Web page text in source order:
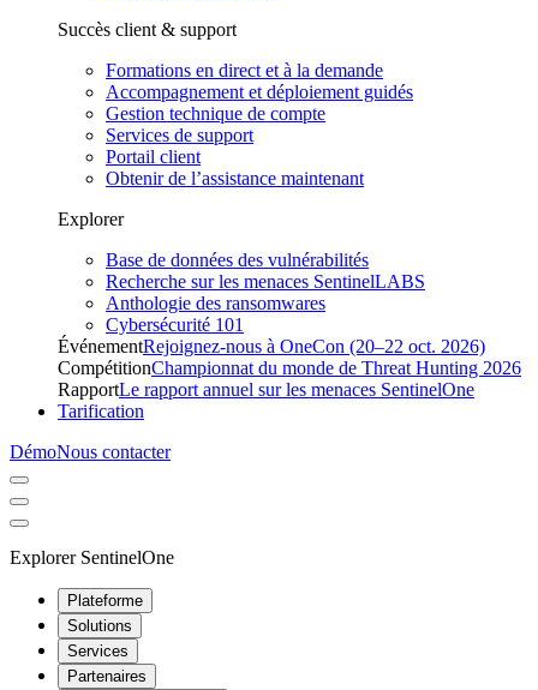
Succès client & support
Formations en direct et à la demande
Accompagnement et déploiement guidés
Gestion technique de compte
Services de support
Portail client
Obtenir de l’assistance maintenant
Explorer
Base de données des vulnérabilités
Recherche sur les menaces SentinelLABS
Anthologie des ransomwares
Cybersécurité 101
ÉvénementRejoignez-nous à OneCon (20–22 oct. 2026)
CompétitionChampionnat du monde de Threat Hunting 2026
RapportLe rapport annuel sur les menaces SentinelOne
Tarification
DémoNous contacter
Explorer SentinelOne
Plateforme
Solutions
Services
Partenaires